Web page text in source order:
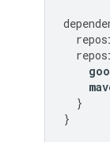
}
}